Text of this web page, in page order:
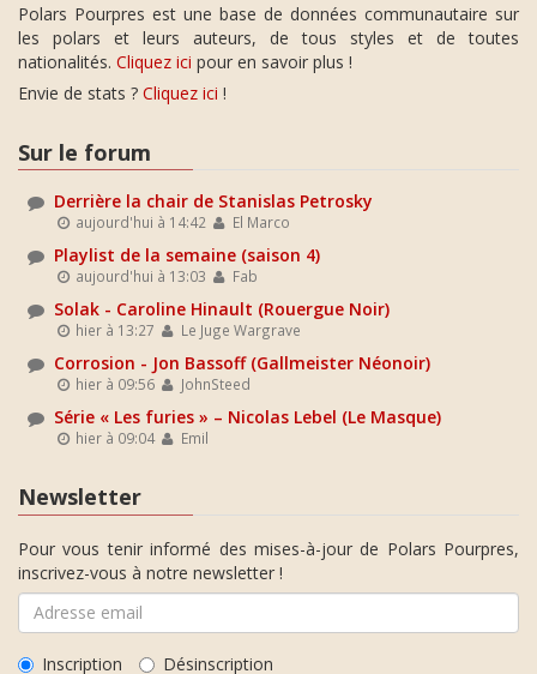
Polars Pourpres est une base de données communautaire sur
les polars et leurs auteurs, de tous styles et de toutes
nationalités. Cliquez ici pour en savoir plus !
Envie de stats ? Cliquez ici !
Sur le forum
Derrière la chair de Stanislas Petrosky
aujourd'hui à 14:42 El Marco
Playlist de la semaine (saison 4)
aujourd'hui à 13:03 Fab
Solak - Caroline Hinault (Rouergue Noir)
hier à 13:27 Le Juge Wargrave
Corrosion - Jon Bassoff (Gallmeister Néonoir)
hier à 09:56 JohnSteed
Série « Les furies » – Nicolas Lebel (Le Masque)
hier à 09:04 Emil
Newsletter
Pour vous tenir informé des mises-à-jour de Polars Pourpres,
inscrivez-vous à notre newsletter !
Inscription Désinscription